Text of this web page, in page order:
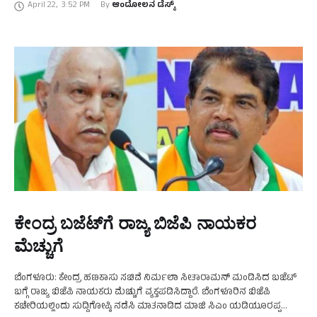
April 22, 3:52 PM By ಆಂದೋಲನ ಡೆಸ್ಕ್
ಕೇಂದ್ರ ಬಜೆಟ್‌ಗೆ ರಾಜ್ಯ ಬಿಜೆಪಿ ನಾಯಕರ
ಮೆಚ್ಚುಗೆ
ಬೆಂಗಳೂರು: ಕೇಂದ್ರ ಹಣಕಾಸು ಸಚಿವೆ ನಿರ್ಮಲಾ ಸೀತಾರಾಮನ್‌ ಮಂಡಿಸಿದ ಬಜೆಟ್‌
ಬಗ್ಗೆ ರಾಜ್ಯ ಬಿಜೆಪಿ ನಾಯಕರು ಮೆಚ್ಚುಗೆ ವ್ಯಕ್ತಪಡಿಸಿದ್ದಾರೆ. ಬೆಂಗಳೂರಿನ ಬಿಜೆಪಿ
ಕಚೇರಿಯಲ್ಲಿಂದು ಸುದ್ದಿಗೋಷ್ಠಿ ನಡೆಸಿ ಮಾತನಾಡಿದ ಮಾಜಿ ಸಿಎಂ ಯಡಿಯೂರಪ್ಪ